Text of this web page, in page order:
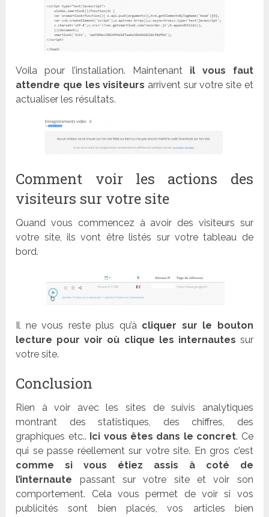
Voila pour l’installation. Maintenant il vous faut
attendre que les visiteurs arrivent sur votre site et
actualiser les résultats.
Comment voir les actions des
visiteurs sur votre site
Quand vous commencez à avoir des visiteurs sur
votre site, ils vont être listés sur votre tableau de
bord.
Il ne vous reste plus qu’à cliquer sur le bouton
lecture pour voir où clique les internautes sur
votre site.
Conclusion
Rien à voir avec les sites de suivis analytiques
montrant des statistiques, des chiffres, des
graphiques etc.. Ici vous êtes dans le concret. Ce
qui se passe réellement sur votre site. En gros c’est
comme si vous étiez assis à coté de
l’internaute passant sur votre site et voir son
comportement. Cela vous permet de voir si vos
publicités sont bien placés, vos articles bien